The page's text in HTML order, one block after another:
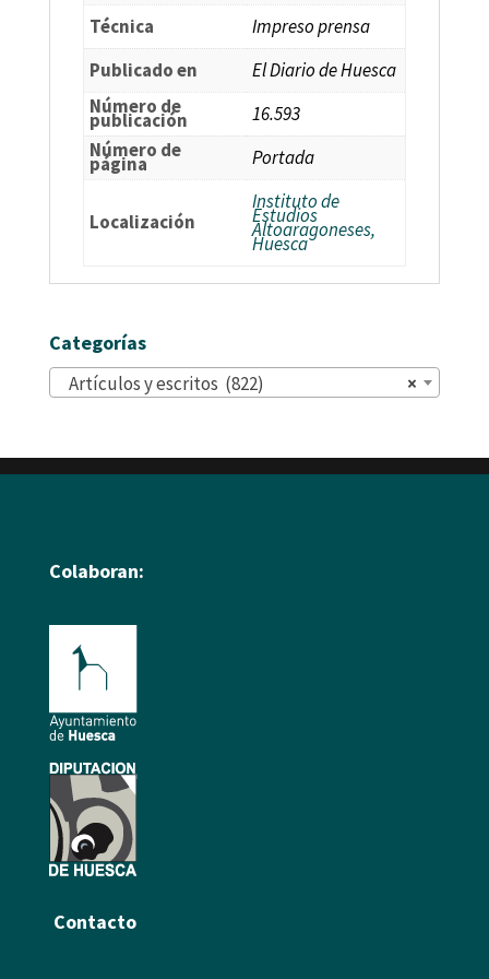
Técnica
Impreso prensa
Publicado en
El Diario de Huesca
Número de
publicación
16.593
Número de
página Portada
Localización
Instituto de
Estudios
Altoaragoneses,
Huesca
Categorías
×
Artículos y escritos (822)
Colaboran:
Contacto